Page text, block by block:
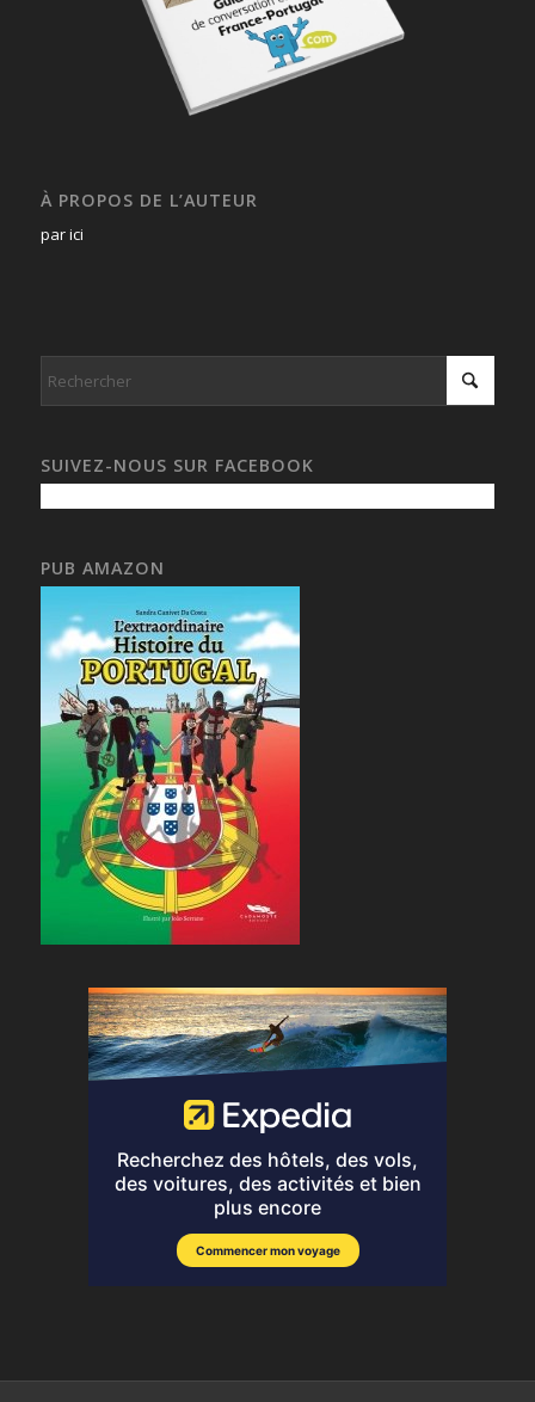
À PROPOS DE L’AUTEUR
par ici
SUIVEZ-NOUS SUR FACEBOOK
PUB AMAZON